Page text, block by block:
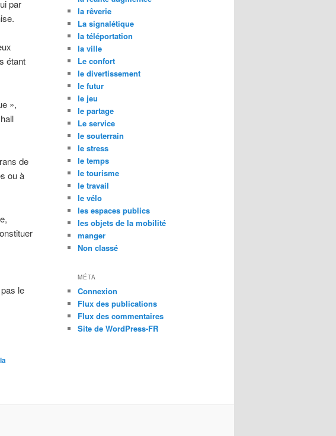
par
étant
»,
de
ou à
le
la
la rêverie
La signalétique
la téléportation
la ville
Le confort
le divertissement
le futur
le jeu
le partage
Le service
le souterrain
le stress
le temps
le tourisme
le travail
le vélo
les espaces publics
les objets de la mobilité
manger
Non classé
MÉTA
Connexion
Flux des publications
Flux des commentaires
Site de WordPress-FR